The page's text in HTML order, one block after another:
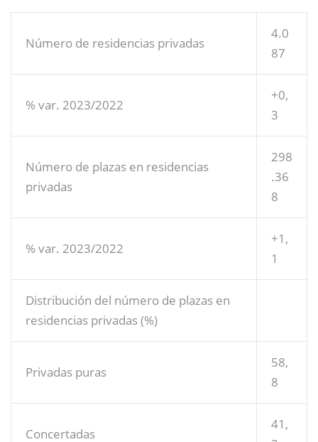
Número de residencias privadas
4.0
87
% var. 2023/2022
+0,
3
Número de plazas en residencias
privadas
298
.36
8
% var. 2023/2022
+1,
1
Distribución del número de plazas en
residencias privadas (%)
Privadas puras
58,
8
Concertadas
41,